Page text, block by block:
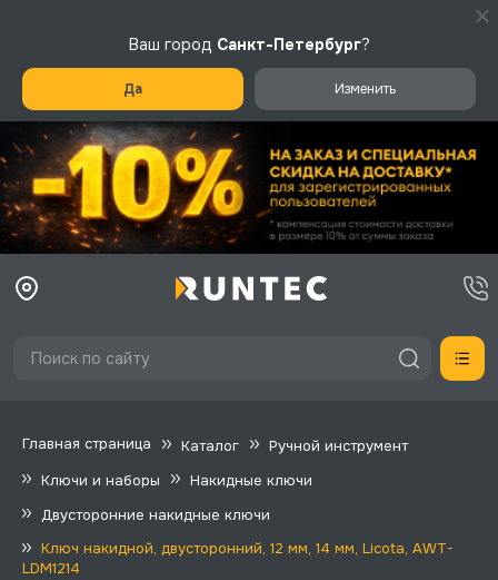
Ваш город Санкт-Петербург?
Да Изменить
Главная страница Каталог
Ручной инструмент
Ключи и наборы
Накидные ключи
Двусторонние накидные ключи
Ключ накидной, двусторонний, 12 мм, 14 мм, Licota, AWT-
LDM1214